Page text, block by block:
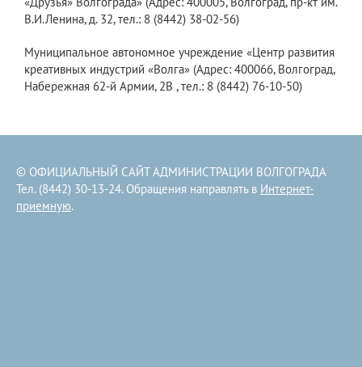
В.И.Ленина, д. 32, тел.: 8 (8442) 38-02-56)
Муниципальное автономное учреждение «Центр развития
креативных индустрий «Волга» (Адрес: 400066, Волгоград,
Набережная 62-й Армии, 2В , тел.: 8 (8442) 76-10-50)
© ОФИЦИАЛЬНЫЙ САЙТ АДМИНИСТРАЦИИ ВОЛГОГРАДА
Тел. (8442) 30-13-24. Обращения направлять в Интернет-
приемную.